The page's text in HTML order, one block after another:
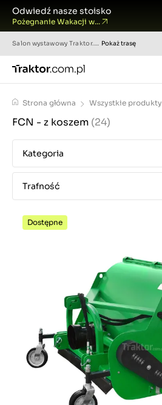
Odwiedź nasze stoisko
Pożegnanie Wakacji w...
Salon wystawowy Traktor.com.pl Pokaż trasę
Strona główna Wszystkie produkty
FCN - z koszem (24)
Kategoria
Trafność
Dostępne